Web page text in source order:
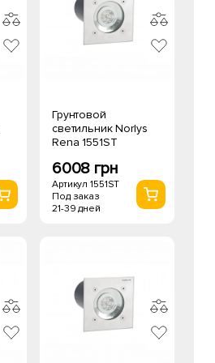
Грунтовой
светильник Norlys
Rena 1551ST
6008 грн
Артикул 1551ST
Под заказ
21-39 дней